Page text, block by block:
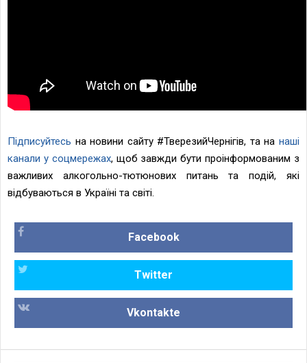
Підписуйтесь на новини сайту #ТверезийЧернігів, та нанаші
канали у соцмережах, щоб завжди бути проінформованим з
важливих алкогольно-тютюнових питань та подій, які
відбуваються в Україні та світі.
Facebook
Twitter
Vkontakte